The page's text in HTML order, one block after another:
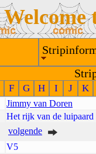
Welcome
F G H I J K
Jimmy van Doren
Het rijk van de luipaard
volgende
V5